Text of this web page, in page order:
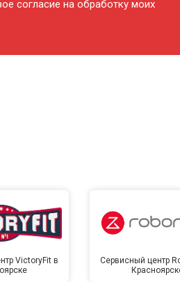
согласие на обработку моих
VictoryFit в
Сервисный центр